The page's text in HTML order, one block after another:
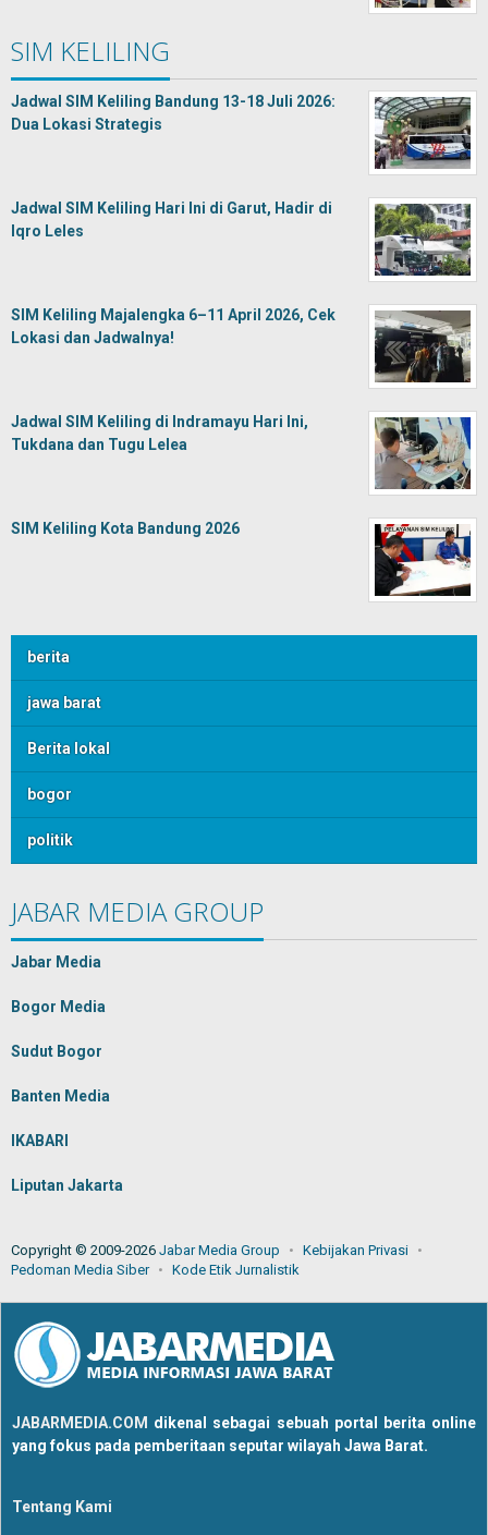
SIM KELILING
Jadwal SIM Keliling Bandung 13-18 Juli 2026:
Dua Lokasi Strategis
Jadwal SIM Keliling Hari Ini di Garut, Hadir di
Iqro Leles
SIM Keliling Majalengka 6–11 April 2026, Cek
Lokasi dan Jadwalnya!
Jadwal SIM Keliling di Indramayu Hari Ini,
Tukdana dan Tugu Lelea
SIM Keliling Kota Bandung 2026
berita
jawa barat
Berita lokal
bogor
politik
JABAR MEDIA GROUP
Jabar Media
Bogor Media
Sudut Bogor
Banten Media
IKABARI
Liputan Jakarta
Copyright © 2009-2026 Jabar Media Group
Kebijakan Privasi
Pedoman Media Siber
Kode Etik Jurnalistik
JABARMEDIA.COM dikenal sebagai sebuah portal berita online
yang fokus pada pemberitaan seputar wilayah Jawa Barat.
Tentang Kami